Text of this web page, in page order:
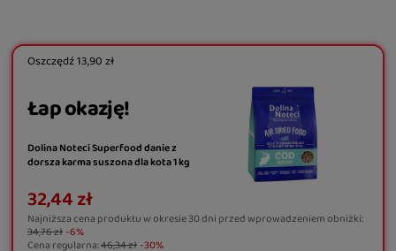
Oszczędź13,90 zł
Łap okazję!
Dolina Noteci Superfood danie z
dorsza karma suszona dla kota 1 kg
32,44 zł
Najniższa cena produktu w okresie 30 dni przed wprowadzeniem obniżki:
34,76 zł -6%
Cena regularna:46,34 zł -30%